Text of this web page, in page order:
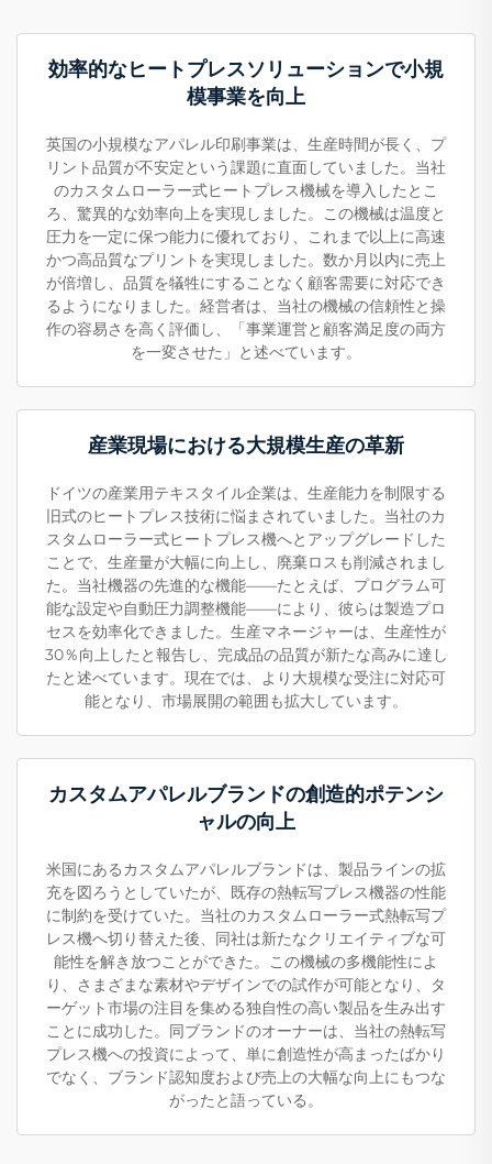
効率的なヒートプレスソリューションで小規
模事業を向上
英国の小規模なアパレル印刷事業は、生産時間が長く、プ
リント品質が不安定という課題に直面していました。当社
のカスタムローラー式ヒートプレス機械を導入したとこ
ろ、驚異的な効率向上を実現しました。この機械は温度と
圧力を一定に保つ能力に優れており、これまで以上に高速
かつ高品質なプリントを実現しました。数か月以内に売上
が倍増し、品質を犠牲にすることなく顧客需要に対応でき
るようになりました。経営者は、当社の機械の信頼性と操
作の容易さを高く評価し、「事業運営と顧客満足度の両方
を一変させた」と述べています。
産業現場における大規模生産の革新
ドイツの産業用テキスタイル企業は、生産能力を制限する
旧式のヒートプレス技術に悩まされていました。当社のカ
スタムローラー式ヒートプレス機へとアップグレードした
ことで、生産量が大幅に向上し、廃棄ロスも削減されまし
た。当社機器の先進的な機能——たとえば、プログラム可
能な設定や自動圧力調整機能——により、彼らは製造プロ
セスを効率化できました。生産マネージャーは、生産性が
30％向上したと報告し、完成品の品質が新たな高みに達し
たと述べています。現在では、より大規模な受注に対応可
能となり、市場展開の範囲も拡大しています。
カスタムアパレルブランドの創造的ポテンシ
ャルの向上
米国にあるカスタムアパレルブランドは、製品ラインの拡
充を図ろうとしていたが、既存の熱転写プレス機器の性能
に制約を受けていた。当社のカスタムローラー式熱転写プ
レス機へ切り替えた後、同社は新たなクリエイティブな可
能性を解き放つことができた。この機械の多機能性によ
り、さまざまな素材やデザインでの試作が可能となり、タ
ーゲット市場の注目を集める独自性の高い製品を生み出す
ことに成功した。同ブランドのオーナーは、当社の熱転写
プレス機への投資によって、単に創造性が高まったばかり
でなく、ブランド認知度および売上の大幅な向上にもつな
がったと語っている。